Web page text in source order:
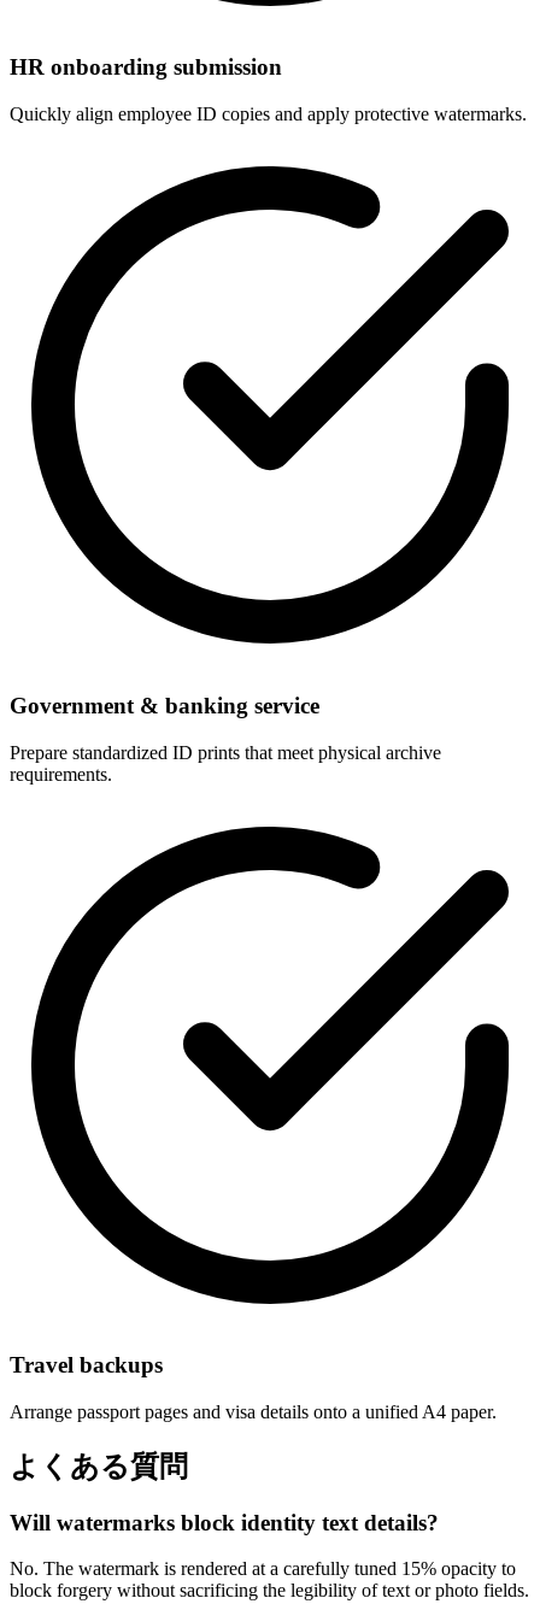
HR onboarding submission
Quickly align employee ID copies and apply protective watermarks.
Government & banking service
Prepare standardized ID prints that meet physical archive
requirements.
Travel backups
Arrange passport pages and visa details onto a unified A4 paper.
よくある質問
Will watermarks block identity text details?
No. The watermark is rendered at a carefully tuned 15% opacity to
block forgery without sacrificing the legibility of text or photo fields.